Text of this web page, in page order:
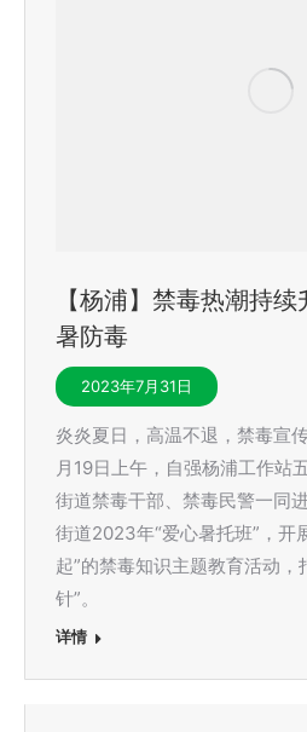
【杨浦】禁毒热潮持
暑防毒
2023年7月31日
炎炎夏日，高温不退，禁毒宣
月19日上午，自强杨浦工作站
街道禁毒干部、禁毒民警一同
街道2023年“爱心暑托班”，开
起”的禁毒知识主题教育活动，
针”。
详情